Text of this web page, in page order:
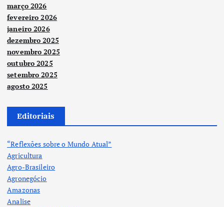
março 2026
fevereiro 2026
janeiro 2026
dezembro 2025
novembro 2025
outubro 2025
setembro 2025
agosto 2025
Editoriais
“Reflexões sobre o Mundo Atual”
Agricultura
Agro-Brasileiro
Agronegócio
Amazonas
Analise